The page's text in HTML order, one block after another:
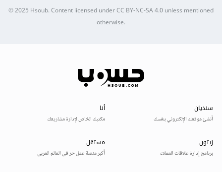
© 2025Hsoub.Content licensed underCC BY-NC-SA 4.0unless mentioned
otherwise.